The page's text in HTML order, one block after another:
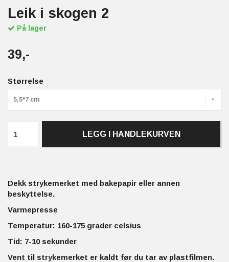
Leik i skogen 2
På lager
39,-
Størrelse
5,5*7 cm
LEGG I HANDLEKURVEN
Dekk strykemerket med bakepapir eller annen
beskyttelse.
Varmepresse
Temperatur: 160-175 grader celsius
Tid: 7-10 sekunder
Vent til strykemerket er kaldt før du tar av plastfilmen.